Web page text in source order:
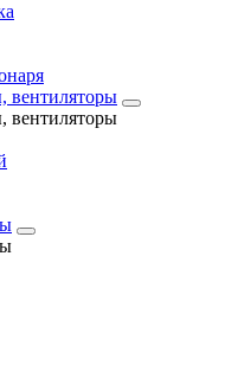
вентиляторы
вентиляторы